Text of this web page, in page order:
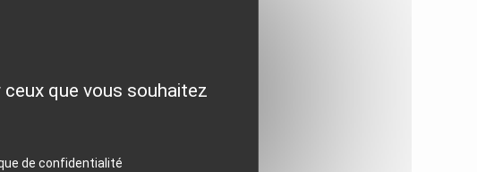
que vous souhaitez
de confidentialité